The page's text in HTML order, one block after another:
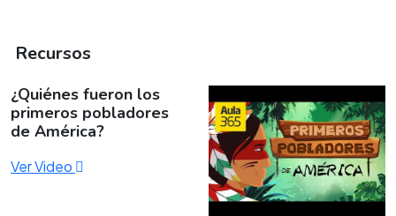
Recursos
¿Quiénes fueron los
primeros pobladores
de América?
Ver Video